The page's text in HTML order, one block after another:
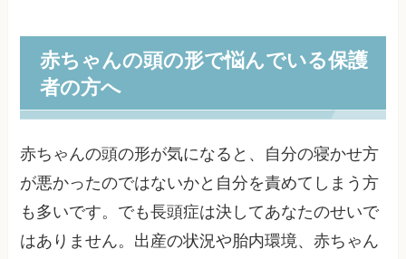
赤ちゃんの頭の形で悩んでいる保護
者の方へ
赤ちゃんの頭の形が気になると、自分の寝かせ方
が悪かったのではないかと自分を責めてしまう方
も多いです。でも長頭症は決してあなたのせいで
はありません。出産の状況や胎内環境、赤ちゃん